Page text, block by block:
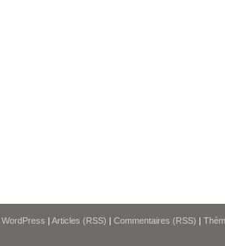
WordPress | Articles (RSS) | Commentaires (RSS) |